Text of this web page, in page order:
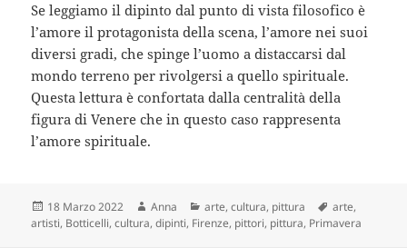
Se leggiamo il dipinto dal punto di vista filosofico è
l’amore il protagonista della scena, l’amore nei suoi
diversi gradi, che spinge l’uomo a distaccarsi dal
mondo terreno per rivolgersi a quello spirituale.
Questa lettura è confortata dalla centralità della
figura di Venere che in questo caso rappresenta
l’amore spirituale.
Scritto
il
18 Marzo 2022 Autore
Anna Categorie
arte,cultura, pittura Tag
arte,
artisti, Botticelli,cultura,dipinti, Firenze, pittori, pittura, Primavera